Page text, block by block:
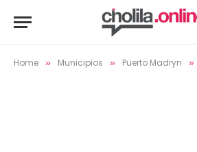
Home » Municipios » Puerto Madryn »